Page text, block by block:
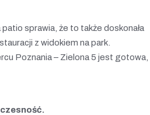
sprawia, że to także doskonała
z widokiem na park.
Poznania – Zielona 5 jest gotowa,